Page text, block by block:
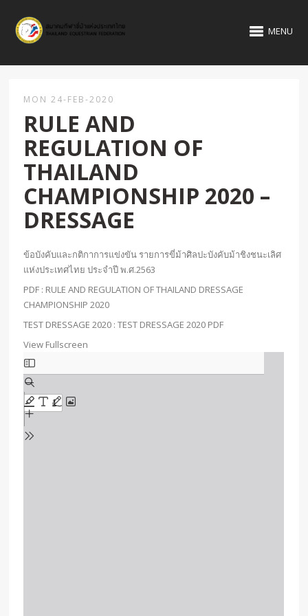
MENU
MON 24-FEB-2020
RULE AND
REGULATION OF
THAILAND
CHAMPIONSHIP 2020 –
DRESSAGE
ข้อบังคับและกติกาการแข่งขัน รายการขี่ม้าศิลปะบังคับม้าชิงชนะเลิศ
แห่งประเทศไทย ประจำปี พ.ศ.2563
PDF : RULE AND REGULATION OF THAILAND DRESSAGE
CHAMPIONSHIP 2020
TEST DRESSAGE 2020 :TEST DRESSAGE 2020 PDF
View Fullscreen
Skip
to
PDF
content